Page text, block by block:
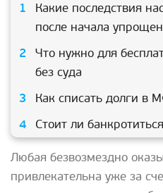
Какие последствия
после начала
Что нужно для
без суда
Как списать долги в
Стоит ли банкротиться
Любая безвозмездно
привлекательна уже за